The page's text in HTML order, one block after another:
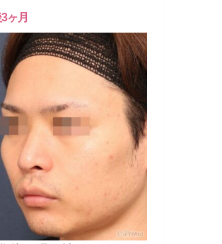
ヶ月